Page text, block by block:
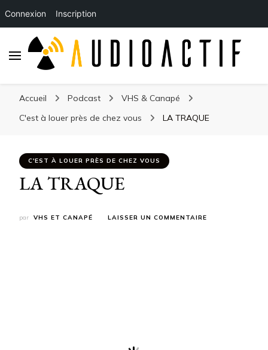
Connexion Inscription
Accueil Podcast
VHS & Canapé
C'est à louer près de chez vous
LA TRAQUE
C'EST À LOUER PRÈS DE CHEZ VOUS
LA TRAQUE
par VHS ET CANAPÉ LAISSER UN COMMENTAIRE